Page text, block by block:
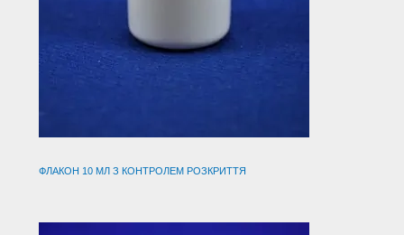
ФЛАКОН 10 МЛ З КОНТРОЛЕМ РОЗКРИТТЯ